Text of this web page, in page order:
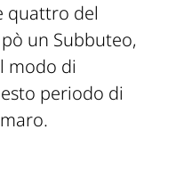
quattro del
un Subbuteo,
modo di
periodo di